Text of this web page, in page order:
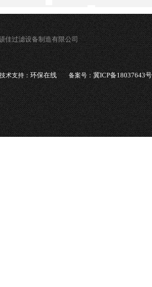
佳过滤设备制造有限公司
术支持：环保在线 备案号：冀ICP备18037643